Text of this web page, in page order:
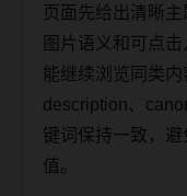
页面先给出清晰
图片语义和可点
能继续浏览同类内
description、
键词保持一致，
值。